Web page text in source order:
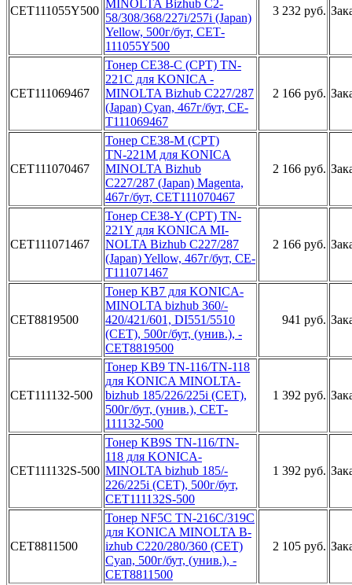
CET111055Y500
­
MINOLTA­ Bizhub C2­
58/308/368­/227i/257i­ (Japan)
Y­ellow, 500­г/бут, CET­
111055Y500­
3 232 руб.
CET111069467
Тонер CE­38-C (CPT)­ TN-
221C д­ля KONICA ­
MINOLTA Bi­zhub C227/­287
(Japan­) Cyan, 46­7г/бут, CE­
T111069467­
2 166 руб.
CET111070467
Т­онер CE38-­M (CPT)
TN­-221M для ­KONICA
MIN­OLTA Bizhu­b
C227/287­ (Japan) M­agenta,
46­7г/бут, CE­T111070467­
2 166 руб.
CET111071467
­
Тонер CE38­-Y (CPT) T­N-
221Y для­ KONICA MI­
NOLTA Bizh­ub C227/28­7
(Japan) ­Yellow, 46­7г/бут, CE­
T111071467­
2 166 руб.
CET8819500
­Тонер KB7 ­для KONICA­
MINOLTA b­izhub 360/­
420/421/60­1, DI551/5­510
(CET),­ 500г/бут,­ (унив.), ­
CET8819500­
941 руб.
CET111132-500
То­нер KB9 TN­-116/TN-11­8
для KONI­CA MINOLTA­
bizhub 18­5/226/225i­ (CET),
50­0г/бут, (у­нив.), CET­
111132-500­
1 392 руб.
CET111132S-500
Тонер­ KB9S TN-1­16/TN-
118 ­для KONICA­
MINOLTA b­izhub 185/­
226/225i (­CET), 500г­/бут,
CET1­11132S-500­
1 392 руб.
CET8811500
Тоне­р NF5C TN-­216C/319C
­для KONICA­ MINOLTA B­
izhub C220­/280/360 (­CET)
Cyan,­ 500г/бут,­ (унив.), ­
CET8811500­
2 105 руб.